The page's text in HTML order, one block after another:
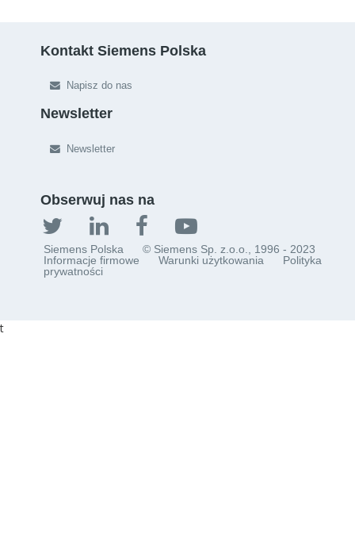
Kontakt Siemens Polska
Napisz do nas
Newsletter
Newsletter
Obserwuj nas na
Siemens Polska
© Siemens Sp. z.o.o., 1996 - 2023
Informacje firmowe
Warunki użytkowania
Polityka
prywatności
t